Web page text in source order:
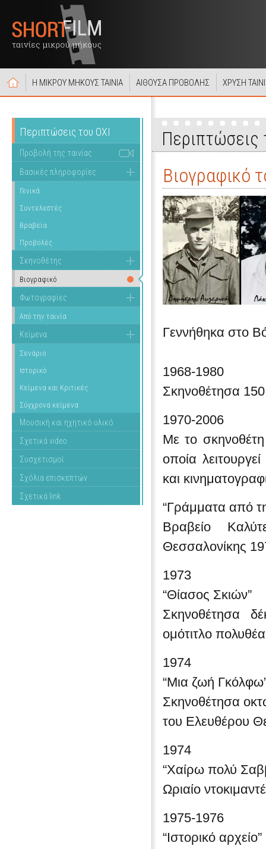
Η ΜΙΚΡΟΥ ΜΗΚΟΥΣ ΤΑΙΝΙΑ ΑΙΘΟΥΣΑ ΠΡΟΒΟΛΗΣ ΧΡΥΣΗ
Περιπτώσεις του ΟΧΙ
Προβολή της ταινίας
Βασικές πληροφορίες
Γενικά
Συντελεστές
Βραβεία
Προβολές
Σκηνοθέτης
Βιογραφικό
Φωτογραφίες
Από την ταινία
Κείμενα
Σενάριο
Ιστορικό
Κείμενα και Κριτικές
Σύγχρονα κείμενα
Μουσική και ηχητικό υλικό
Σχετικά video
Συσχετισμοί
Σχόλια επισκεπτών
Σχετικά link
Περιπτώσεις
Βιογραφικό
Γεννήθηκα στο
1968-1980
Σκηνοθέτησα 150
1970-2006
Με το
οποία
και
“Γράμματα από
Βραβείο
Θεσσαλονίκης
1973
“Θίασος Σκιών”
Σκηνοθέτησα
ομότιτλο
1974
“Μια ζωή
Σκηνοθέτησα
του Ελευθέρου
1974
“Χαίρω πολύ
Ωριαίο
1975-1976
“Ιστορικό αρχείο”